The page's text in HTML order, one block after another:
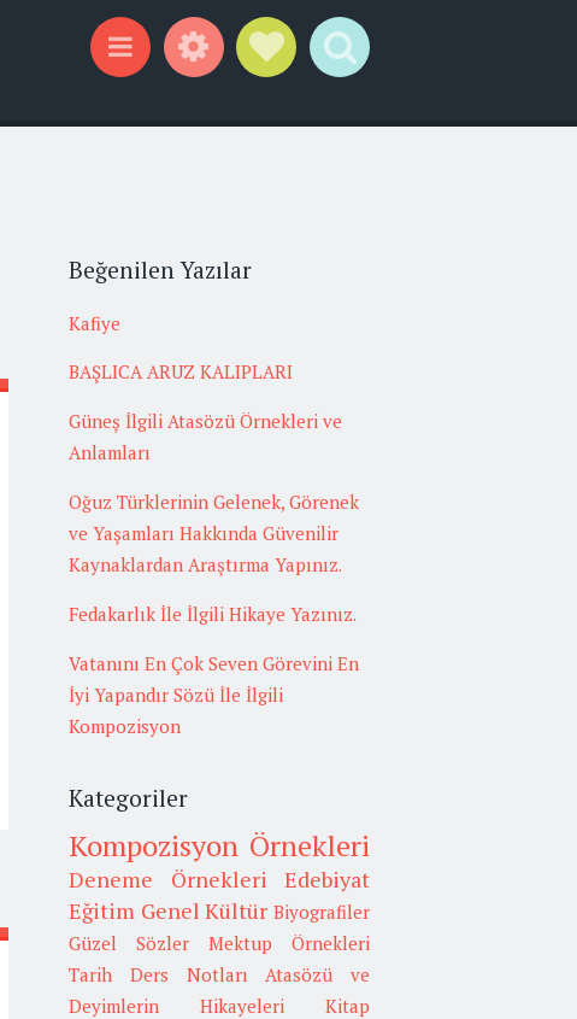
Beğenilen Yazılar
Kafiye
BAŞLICA ARUZ KALIPLARI
Güneş İlgili Atasözü Örnekleri ve
Anlamları
Oğuz Türklerinin Gelenek, Görenek
ve Yaşamları Hakkında Güvenilir
Kaynaklardan Araştırma Yapınız.
Fedakarlık İle İlgili Hikaye Yazınız.
Vatanını En Çok Seven Görevini En
İyi Yapandır Sözü İle İlgili
Kompozisyon
Kategoriler
Kompozisyon Örnekleri
Deneme Örnekleri
Edebiyat
Eğitim Genel Kültür Biyografiler
Güzel Sözler
Mektup Örnekleri
Tarih
Ders Notları
Atasözü ve
Deyimlerin Hikayeleri
Kitap